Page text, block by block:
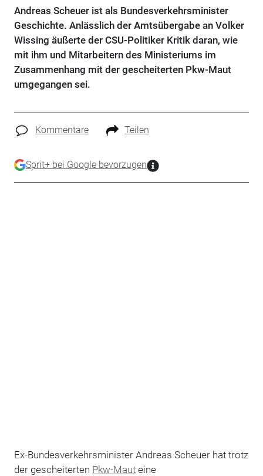
Andreas Scheuer ist als Bundesverkehrsminister
Geschichte. Anlässlich der Amtsübergabe an Volker
Wissing äußerte der CSU-Politiker Kritik daran, wie
mit ihm und Mitarbeitern des Ministeriums im
Zusammenhang mit der gescheiterten Pkw-Maut
umgegangen sei.
Kommentare Teilen
Sprit+ bei Google bevorzugen
Ex-Bundesverkehrsminister Andreas Scheuer hat trotz
der gescheiterten Pkw-Maut eine